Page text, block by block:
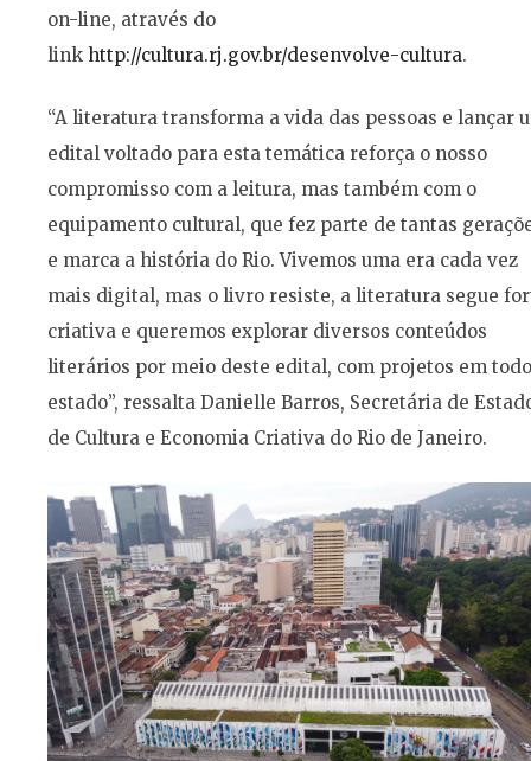
on-line, através do
link http://cultura.rj.gov.br/desenvolve-cultura.
“A literatura transforma a vida das pessoas e lançar
edital voltado para esta temática reforça o nosso
compromisso com a leitura, mas também com o
equipamento cultural, que fez parte de tantas
e marca a história do Rio. Vivemos uma era cada vez
mais digital, mas o livro resiste, a literatura segue
criativa e queremos explorar diversos conteúdos
literários por meio deste edital, com projetos em todo
estado”, ressalta Danielle Barros, Secretária de
de Cultura e Economia Criativa do Rio de Janeiro.